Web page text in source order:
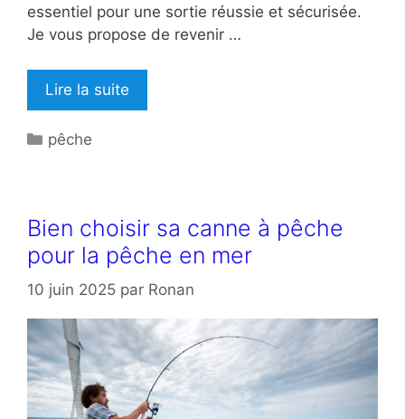
essentiel pour une sortie réussie et sécurisée.
Je vous propose de revenir …
Lire la suite
Catégories
pêche
Bien choisir sa canne à pêche
pour la pêche en mer
10 juin 2025 par Ronan